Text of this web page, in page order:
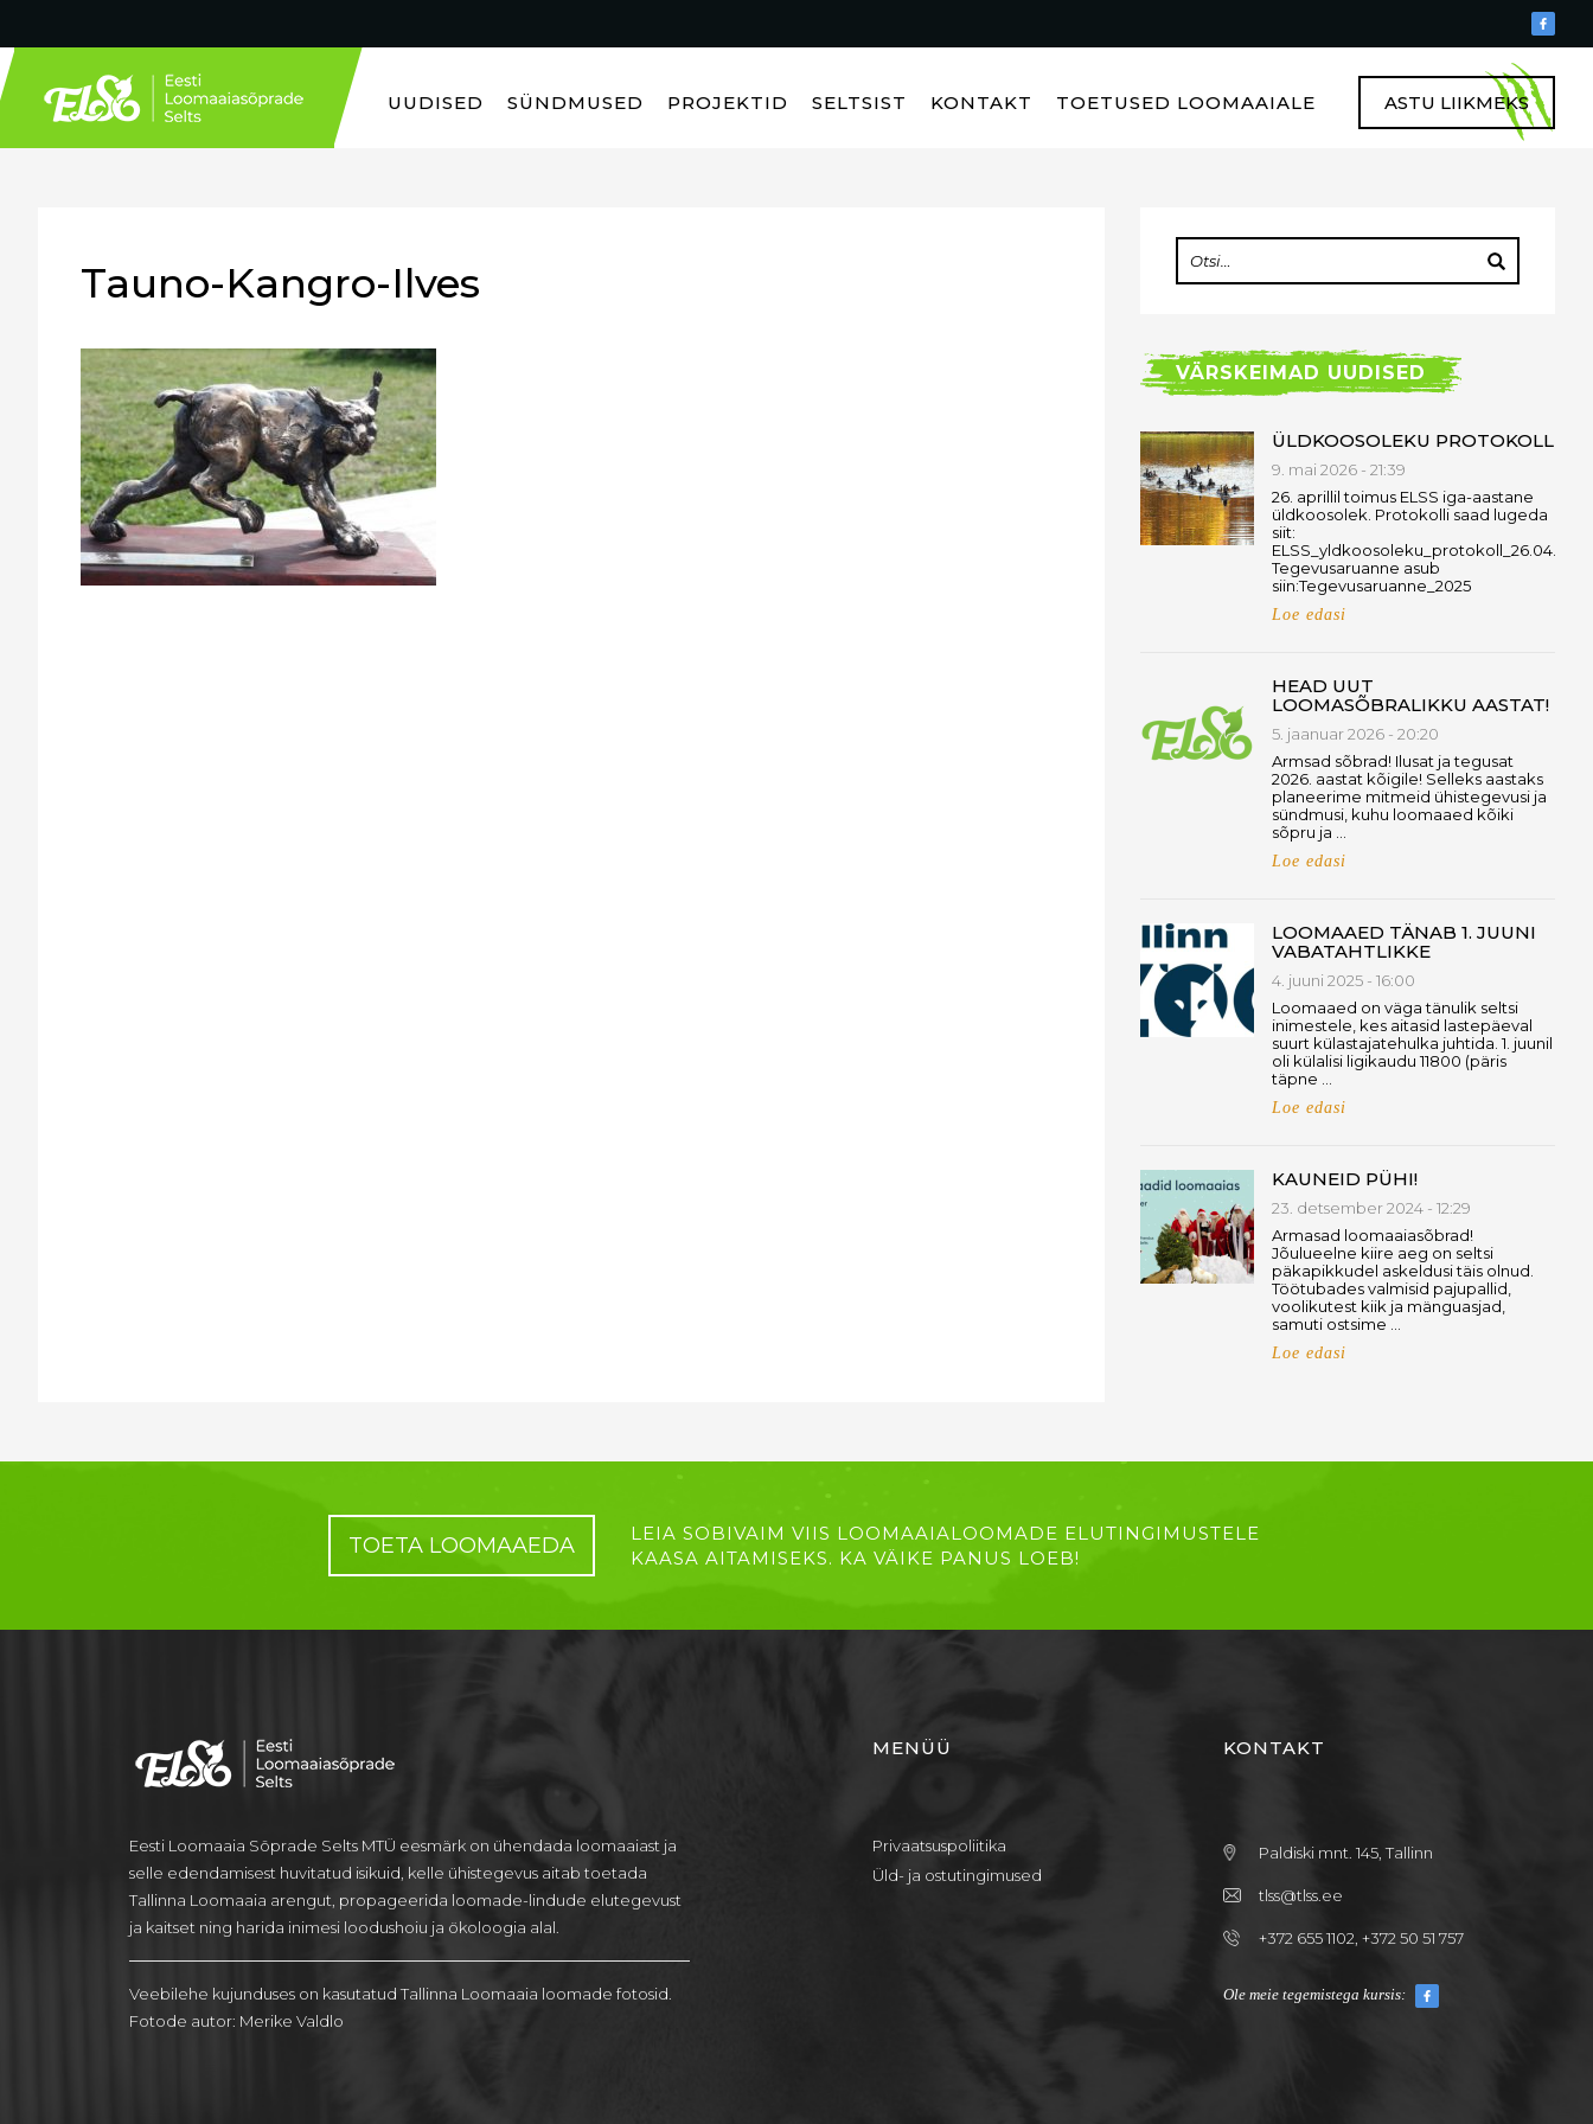
UUDISED SÜNDMUSED PROJEKTID SELTSIST KONTAKT TOETUSED LOOMAAIALE ASTU LIIKMEKS
Tauno-Kangro-Ilves
VÄRSKEIMAD UUDISED
ÜLDKOOSOLEKU PROTOKOLL
9. mai 2026 - 21:39
26. aprillil toimus ELSS iga-aastane
üldkoosolek. Protokolli saad lugeda
siit:
ELSS_yldkoosoleku_protokoll_26.04.26
Tegevusaruanne asub
siin:Tegevusaruanne_2025
Loe edasi
HEAD UUT
LOOMASÕBRALIKKU AASTAT!
5. jaanuar 2026 - 20:20
Armsad sõbrad! Ilusat ja tegusat
2026. aastat kõigile! Selleks aastaks
planeerime mitmeid ühistegevusi ja
sündmusi, kuhu loomaaed kõiki
sõpru ja …
Loe edasi
LOOMAAED TÄNAB 1. JUUNI
VABATAHTLIKKE
4. juuni 2025 - 16:00
Loomaaed on väga tänulik seltsi
inimestele, kes aitasid lastepäeval
suurt külastajatehulka juhtida. 1. juunil
oli külalisi ligikaudu 11800 (päris
täpne …
Loe edasi
KAUNEID PÜHI!
23. detsember 2024 - 12:29
Armasad loomaaiasõbrad!
Jõulueelne kiire aeg on seltsi
päkapikkudel askeldusi täis olnud.
Töötubades valmisid pajupallid,
voolikutest kiik ja mänguasjad,
samuti ostsime …
Loe edasi
TOETA LOOMAAEDA
LEIA SOBIVAIM VIIS LOOMAAIALOOMADE ELUTINGIMUSTELE
KAASA AITAMISEKS. KA VÄIKE PANUS LOEB!
Eesti Loomaaia Sõprade Selts MTÜ eesmärk on ühendada loomaaiast ja
selle edendamisest huvitatud isikuid, kelle ühistegevus aitab toetada
Tallinna Loomaaia arengut, propageerida loomade-lindude elutegevust
ja kaitset ning harida inimesi loodushoiu ja ökoloogia alal.
Veebilehe kujunduses on kasutatud Tallinna Loomaaia loomade fotosid.
Fotode autor: Merike Valdlo
MENÜÜ
Privaatsuspoliitika
Üld- ja ostutingimused
KONTAKT
Paldiski mnt. 145, Tallinn
tlss@tlss.ee
+372 655 1102, +372 50 51 757
Ole meie tegemistega kursis: